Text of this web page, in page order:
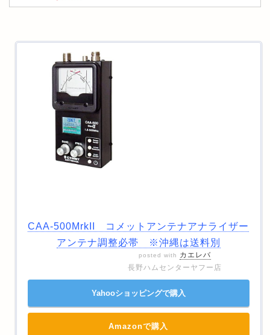
CAA-500MrkII コメットアンテナアナライザー
アンテナ調整必帯 ※沖縄は送料別
posted with
カエレバ
長野ハムセンターヤフー店
Yahooショッピングで購入
Amazonで購入